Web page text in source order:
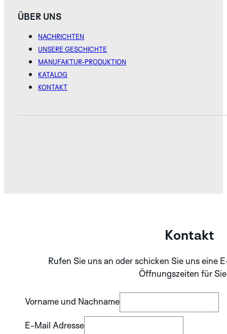
ÜBER UNS
NACHRICHTEN
UNSERE GESCHICHTE
MANUFAKTUR-PRODUKTION
KATALOG
KONTAKT
Kontakt
Rufen Sie uns an oder schicken Sie uns eine
Öffnungszeiten für
Vorname und Nachname
E-Mail Adresse